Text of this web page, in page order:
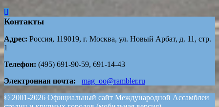
Контакты
Адрес: Россия, 119019, г. Москва, ул. Новый Арбат, д. 11, стр.
1
Телефон: (495) 691-90-59, 691-14-43
Электронная почта:
mag_oo@rambler.ru
© 2001-2026 Официальный сайт Международной Ассамблеи